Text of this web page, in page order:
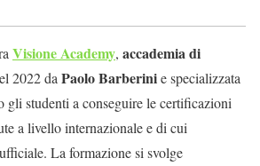
Visione Academy, accademia di
2022 da Paolo Barberinie specializzata
gli studenti a conseguire le certificazioni
a livello internazionale e di cui
La formazione si svolge